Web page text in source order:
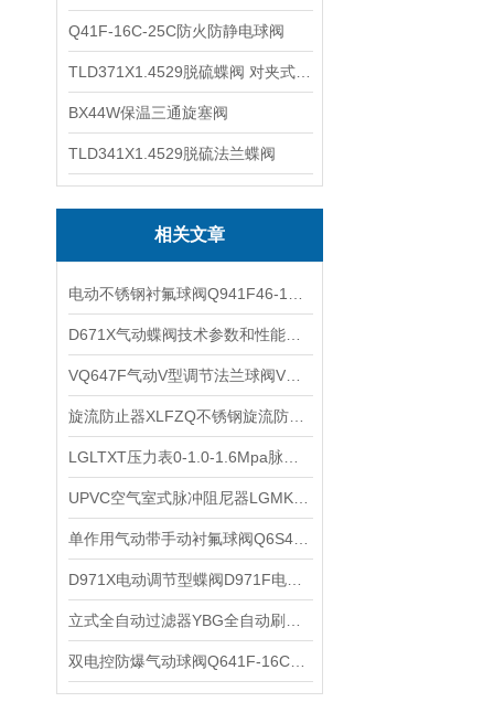
Q41F-16C-25C防火防静电球阀
BX44W保温三通旋塞阀
TLD341X1.4529脱硫法兰蝶阀
相关文章